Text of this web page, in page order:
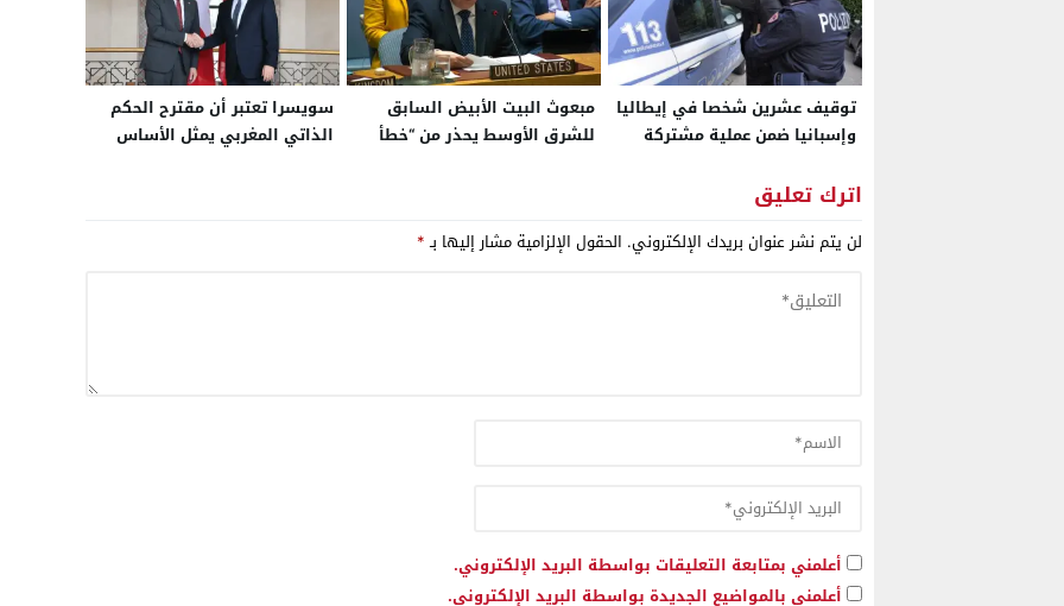
توقيف عشرين شخصا في إيطاليا
وإسبانيا ضمن عملية مشتركة
الحشيش انطلاقاً من المغرب نحو
مدن أوروبية
مبعوث البيت الأبيض السابق
للشرق الأوسط يحذر من “خطأ
شمال إفريقيا
سويسرا تعتبر أن مقترح الحكم
الذاتي المغربي يمثل الأساس
اترك تعليق
لن يتم نشر عنوان بريدك الإلكتروني. الحقول الإلزامية مشار إليها بـ*
أعلمني بمتابعة التعليقات بواسطة البريد الإلكتروني.
أعلمني بالمواضيع الجديدة بواسطة البريد الإلكتروني.